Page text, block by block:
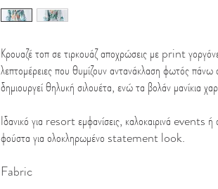
Κρουαζέ τοπ σε τιρκουάζ αποχρώσεις με print
λεπτομέρειες που θυμίζουν αντανάκλαση φωτός
δημιουργεί θηλυκή σιλουέτα, ενώ τα βολάν μανίκια
Ιδανικό για resort εμφανίσεις, καλοκαιρινά
φούστα για ολοκληρωμένο statement look.
Fabric